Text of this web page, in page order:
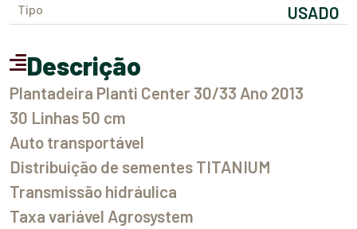
Tipo USADO
Descrição
Plantadeira Planti Center 30/33 Ano 2013
30 Linhas 50 cm
Auto transportável
Distribuição de sementes TITANIUM
Transmissão hidráulica
Taxa variável Agrosystem